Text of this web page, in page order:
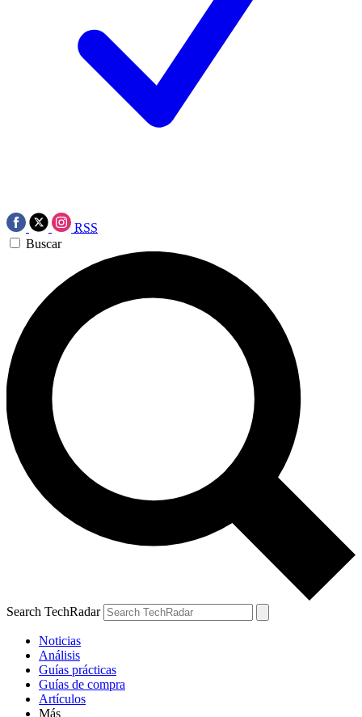
RSS
Buscar
Search TechRadar
Noticias
Análisis
Guías prácticas
Guías de compra
Artículos
Más